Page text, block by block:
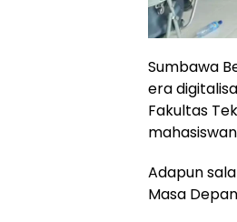
Sumbawa
era
Fakultas
Adapun
Masa